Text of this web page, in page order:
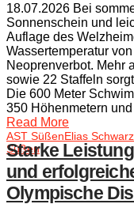
18.07.2026 Bei
Sonnenschein und
Auflage des
Wassertemperatur
Neoprenverbot. Mehr
sowie 22 Staffeln
Die 600 Meter
350 Höhenmetern
Read More
AST SüßenElias
Süßen
Starke
und
Olympische